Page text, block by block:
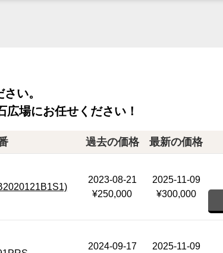
い。
場にお任せください！
過去の価格 最新の価格
2023-08-21
¥250,000
2025-11-09
¥300,000
2024-09-17
2025-11-09